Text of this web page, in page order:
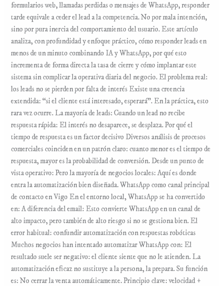
formularios web, llamadas perdidas o mensajes de WhatsApp, responder
tarde equivale a ceder el lead a la competencia. No por mala intención,
sino por pura inercia del comportamiento del usuario. Este artículo
analiza, con profundidad y enfoque práctico, cómo responder leads en
menos de un minuto combinando IA y WhatsApp, por qué esto
incrementa de forma directa la tasa de cierre y cómo implantar este
sistema sin complicar la operativa diaria del negocio. El problema real:
los leads no se pierden por falta de interés Existe una creencia
extendida: “si el cliente está interesado, esperará”. En la práctica, esto
rara vez ocurre. La mayoría de leads: Cuando un lead no recibe
respuesta rápida: El interés no desaparece, se desplaza. Por qué el
tiempo de respuesta es un factor decisivo Diversos análisis de procesos
comerciales coinciden en un patrón claro: cuanto menor es el tiempo de
respuesta, mayor es la probabilidad de conversión. Desde un punto de
vista operativo: Pero la mayoría de negocios locales: Aquí es donde
entra la automatización bien diseñada. WhatsApp como canal principal
de contacto en Vigo En el entorno local, WhatsApp se ha convertido
en: A diferencia del email: Esto convierte WhatsApp en un canal de
alto impacto, pero también de alto riesgo si no se gestiona bien. El
error habitual: confundir automatización con respuestas robóticas
Muchos negocios han intentado automatizar WhatsApp con: El
resultado suele ser negativo: el cliente siente que no le atienden. La
automatización eficaz no sustituye a la persona, la prepara. Su función
es: No cerrar la venta automáticamente. Principio clave: velocidad +